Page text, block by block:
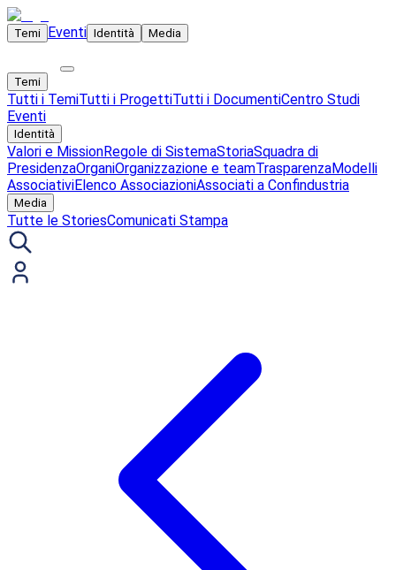
Temi Eventi Identità Media
Temi
Tutti i TemiTutti i ProgettiTutti i DocumentiCentro Studi
Eventi
Identità
Valori e MissionRegole di SistemaStoriaSquadra di
PresidenzaOrganiOrganizzazione e teamTrasparenzaModelli
AssociativiElenco AssociazioniAssociati a Confindustria
Media
Tutte le StoriesComunicati Stampa